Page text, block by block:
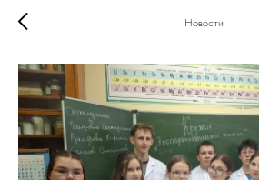
Новости